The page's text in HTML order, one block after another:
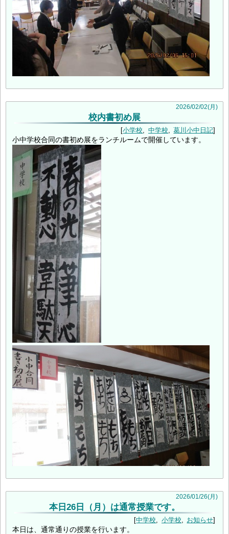
2026/02/02(月)
校内書初め展
小学校 中学校 葛川小中日記
小中学校合同の書初め展をランチルームで開催しています。
2026/01 /26(月)
本日26日（月）は通常授業です。
中学校 小学校 お知らせ
本日は、通常通りの授業を行います。